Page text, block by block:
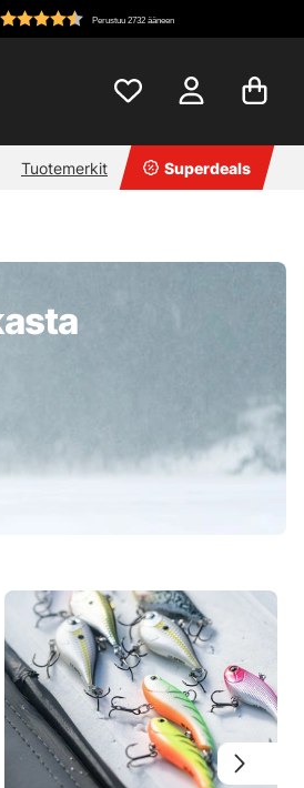
Perustuu 2732 ääneen
Tuotemerkit Superdeals